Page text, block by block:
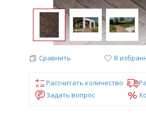
Сравнить В
Рассчитать количество
Задать вопрос